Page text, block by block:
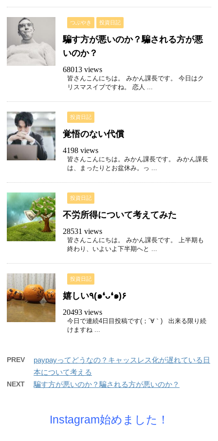
つぶやき 投資日記
騙す方が悪いのか？騙される方が悪
いのか？
68013 views
皆さんこんにちは。 みかん課長です。 今日はク
リスマスイブですね。 恋人 ...
投資日記
覚悟のない代償
4198 views
皆さんこんにちは。みかん課長です。 みかん課長
は、まったりとお盆休み。っ ...
投資日記
不労所得について考えてみた
28531 views
皆さんこんにちは。 みかん課長です。 上半期も
終わり、いよいよ下半期へと ...
投資日記
嬉しい٩(๑❛ᴗ❛๑)۶
20493 views
今日で連続4日目投稿です(；´∀｀) 出来る限り続
けますね ...
PREV
paypayってどうなの？キャッスレス化が遅れている日
本について考える
NEXT 騙す方が悪いのか？騙される方が悪いのか？
Instagram始めました！